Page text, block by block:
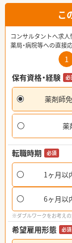
こ
コンサルタントへ求
薬局・病院等への直接
1
保有資格・経験
必
薬剤師
薬
転職時期 必須
1ヶ月以
6ヶ月以
※ダブルワークをお考えの
希望雇用形態 必須